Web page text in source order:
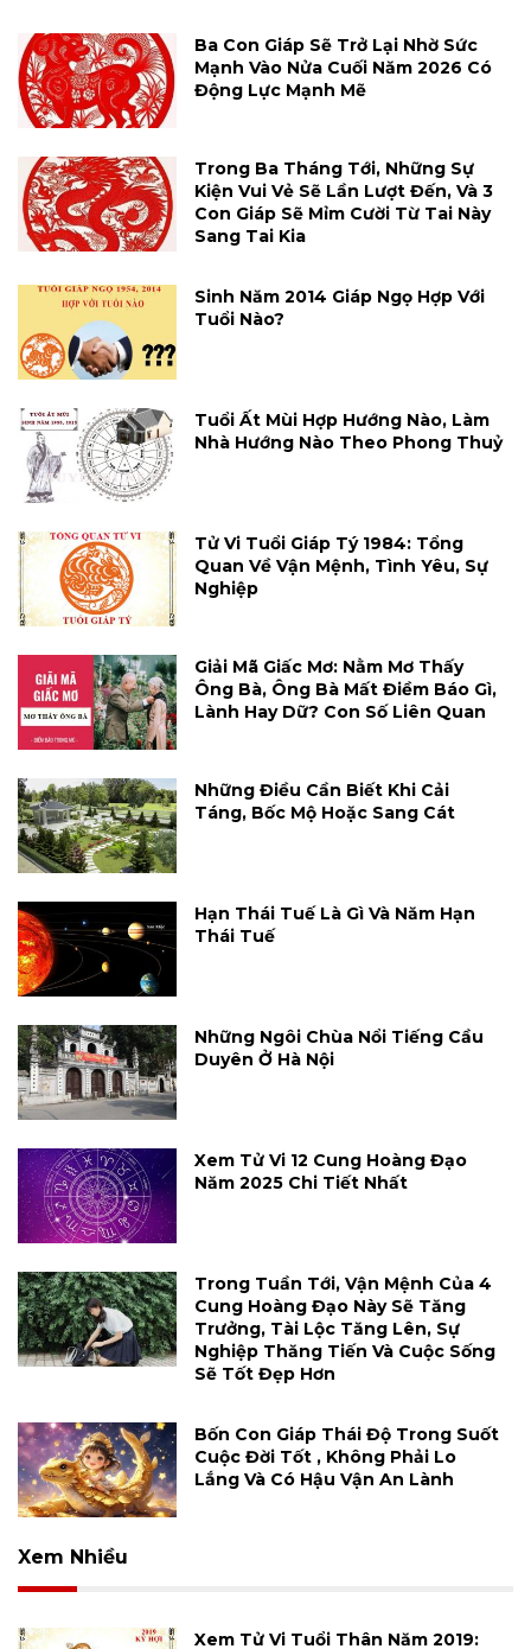
Ba Con Giáp Sẽ Trở Lại Nhờ Sức
Mạnh Vào Nửa Cuối Năm 2026 Có
Động Lực Mạnh Mẽ
Trong Ba Tháng Tới, Những Sự
Kiện Vui Vẻ Sẽ Lần Lượt Đến, Và 3
Con Giáp Sẽ Mỉm Cười Từ Tai Này
Sang Tai Kia
Sinh Năm 2014 Giáp Ngọ Hợp Với
Tuổi Nào?
Tuổi Ất Mùi Hợp Hướng Nào, Làm
Nhà Hướng Nào Theo Phong Thuỷ
Tử Vi Tuổi Giáp Tý 1984: Tổng
Quan Về Vận Mệnh, Tình Yêu, Sự
Nghiệp
Giải Mã Giấc Mơ: Nằm Mơ Thấy
Ông Bà, Ông Bà Mất Điềm Báo Gì,
Lành Hay Dữ? Con Số Liên Quan
Những Điều Cần Biết Khi Cải
Táng, Bốc Mộ Hoặc Sang Cát
Hạn Thái Tuế Là Gì Và Năm Hạn
Thái Tuế
Những Ngôi Chùa Nổi Tiếng Cầu
Duyên Ở Hà Nội
Xem Tử Vi 12 Cung Hoàng Đạo
Năm 2025 Chi Tiết Nhất
Trong Tuần Tới, Vận Mệnh Của 4
Cung Hoàng Đạo Này Sẽ Tăng
Trưởng, Tài Lộc Tăng Lên, Sự
Nghiệp Thăng Tiến Và Cuộc Sống
Sẽ Tốt Đẹp Hơn
Bốn Con Giáp Thái Độ Trong Suốt
Cuộc Đời Tốt , Không Phải Lo
Lắng Và Có Hậu Vận An Lành
Xem Nhiều
Xem Tử Vi Tuổi Thân Năm 2019: